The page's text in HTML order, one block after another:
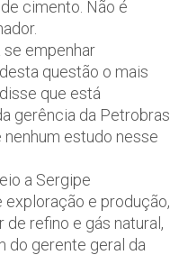
cimento. Não é
empenhar
questão o mais
que está
gerência da Petrobras
estudo nesse
a Sergipe
e produção,
de refino e gás natural,
do gerente geral da